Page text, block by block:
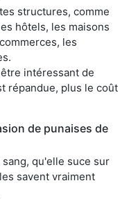
structures, comme
hôtels, les maisons
les
intéressant de
répandue, plus le coût
de punaises de
qu'elle suce sur
savent vraiment